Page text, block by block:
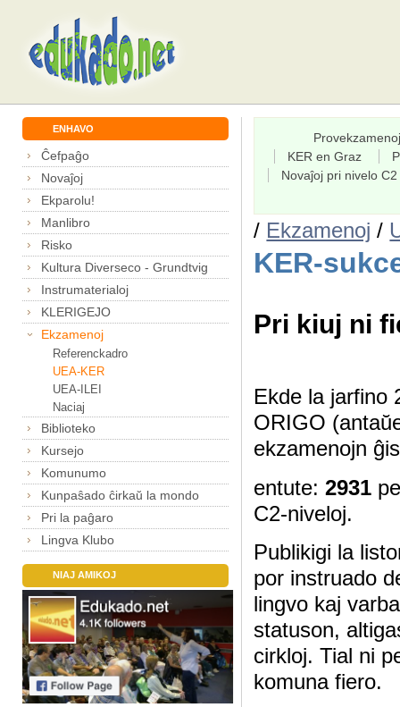
ENHAVO
Ĉefpaĝo
Novaĵoj
Ekparolu!
Manlibro
Risko
Kultura Diverseco - Grundtvig
Instrumaterialoj
KLERIGEJO
Ekzamenoj
Referenckadro
UEA-KER
UEA-ILEI
Naciaj
Biblioteko
Kursejo
Komunumo
Kunpaŝado ĉirkaŭ la mondo
Pri la paĝaro
Lingva Klubo
NIAJ AMIKOJ
Provekzamenoj
KER en Graz
Novaĵoj pri nivelo C2
/ Ekzamenoj /
KER-
Pri kiuj ni
Ekde la jarfino
ORIGO
ekzamenojn
entute:2931
C2-niveloj.
Publikigi la
por instruado
lingvo kaj
statuson,
cirkloj. Tial ni
komuna fiero.